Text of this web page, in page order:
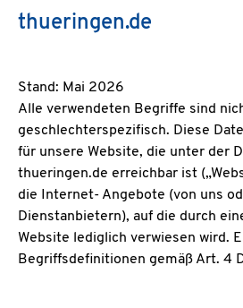
thueringen.de
Stand: Mai 2026
Alle verwendeten Begriffe sind
geschlechterspezifisch. Diese
für unsere Website, die unter der
thueringen.de erreichbar ist
die Internet- Angebote (von uns
Dienstanbietern), auf die durch
Website lediglich verwiesen wird.
Begriffsdefinitionen gemäß Art. 4